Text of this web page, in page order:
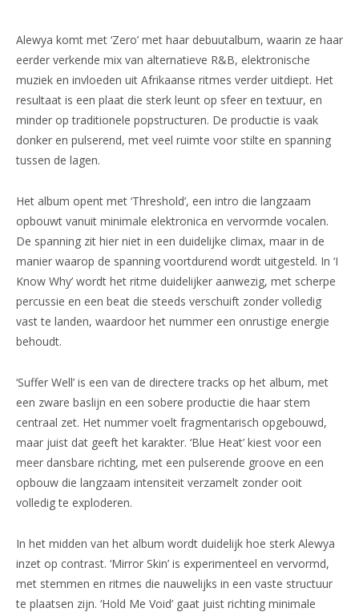
Alewya komt met ‘Zero’ met haar debuutalbum, waarin ze haar
eerder verkende mix van alternatieve R&B, elektronische
muziek en invloeden uit Afrikaanse ritmes verder uitdiept. Het
resultaat is een plaat die sterk leunt op sfeer en textuur, en
minder op traditionele popstructuren. De productie is vaak
donker en pulserend, met veel ruimte voor stilte en spanning
tussen de lagen.
Het album opent met ‘Threshold’, een intro die langzaam
opbouwt vanuit minimale elektronica en vervormde vocalen.
De spanning zit hier niet in een duidelijke climax, maar in de
manier waarop de spanning voortdurend wordt uitgesteld. In ‘I
Know Why’ wordt het ritme duidelijker aanwezig, met scherpe
percussie en een beat die steeds verschuift zonder volledig
vast te landen, waardoor het nummer een onrustige energie
behoudt.
‘Suffer Well’ is een van de directere tracks op het album, met
een zware baslijn en een sobere productie die haar stem
centraal zet. Het nummer voelt fragmentarisch opgebouwd,
maar juist dat geeft het karakter. ‘Blue Heat’ kiest voor een
meer dansbare richting, met een pulserende groove en een
opbouw die langzaam intensiteit verzamelt zonder ooit
volledig te exploderen.
In het midden van het album wordt duidelijk hoe sterk Alewya
inzet op contrast. ‘Mirror Skin’ is experimenteel en vervormd,
met stemmen en ritmes die nauwelijks in een vaste structuur
te plaatsen zijn. ‘Hold Me Void’ gaat juist richting minimale